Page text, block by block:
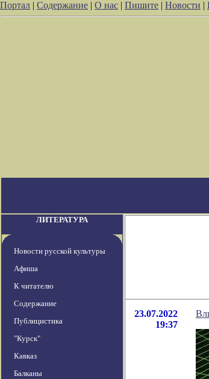
Портал | Содержание | О нас | Пишите | Новости |
ЛИТЕРАТУРА
Новости русской культуры
Афиша
К читателю
Содержание
Публицистика
"Курск"
Кавказ
Балканы
23.07.2022
19:37